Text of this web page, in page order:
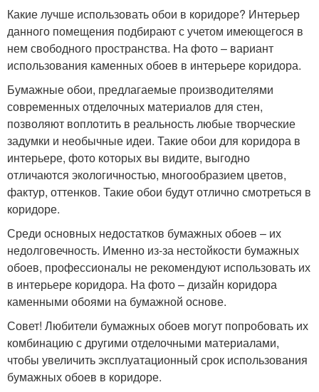
Какие лучше использовать обои в коридоре? Интерьер
данного помещения подбирают с учетом имеющегося в
нем свободного пространства. На фото – вариант
использования каменных обоев в интерьере коридора.
Бумажные обои, предлагаемые производителями
современных отделочных материалов для стен,
позволяют воплотить в реальность любые творческие
задумки и необычные идеи. Такие обои для коридора в
интерьере, фото которых вы видите, выгодно
отличаются экологичностью, многообразием цветов,
фактур, оттенков. Такие обои будут отлично смотреться в
коридоре.
Среди основных недостатков бумажных обоев – их
недолговечность. Именно из-за нестойкости бумажных
обоев, профессионалы не рекомендуют использовать их
в интерьере коридора. На фото – дизайн коридора
каменными обоями на бумажной основе.
Совет! Любители бумажных обоев могут попробовать их
комбинацию с другими отделочными материалами,
чтобы увеличить эксплуатационный срок использования
бумажных обоев в коридоре.